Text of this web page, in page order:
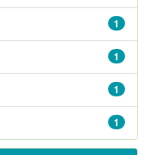
1
1
1
1